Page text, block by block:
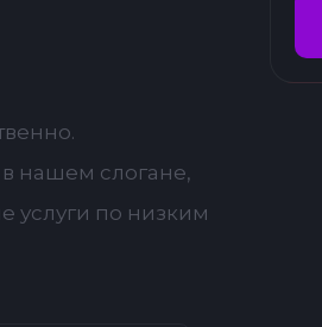
нашем слогане,
услуги по низким